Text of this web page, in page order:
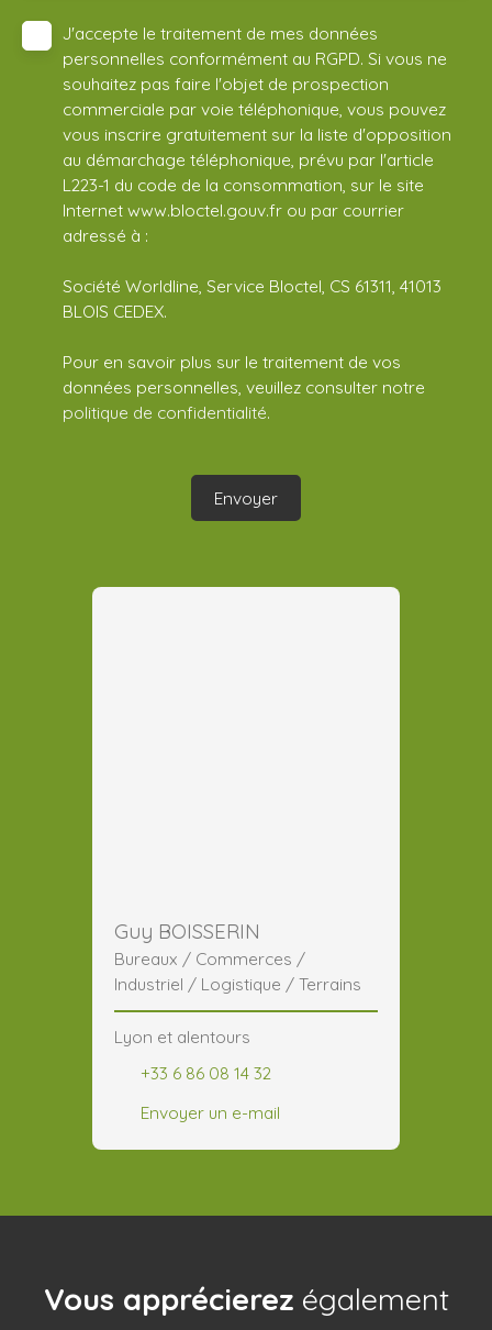
J'accepte le traitement de mes données
personnelles conformément au RGPD. Si vous ne
souhaitez pas faire l'objet de prospection
commerciale par voie téléphonique, vous pouvez
vous inscrire gratuitement sur la liste d'opposition
au démarchage téléphonique, prévu par l'article
L223-1 du code de la consommation, sur le site
Internet www.bloctel.gouv.fr ou par courrier
adressé à :
Société Worldline, Service Bloctel, CS 61311, 41013
BLOIS CEDEX.
Pour en savoir plus sur le traitement de vos
données personnelles, veuillez consulter notre
politique de confidentialité.
Envoyer
Guy BOISSERIN
Bureaux / Commerces /
Industriel / Logistique / Terrains
Lyon et alentours
+33 6 86 08 14 32
Envoyer un e-mail
Vous apprécierez également